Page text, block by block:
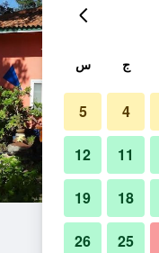
ج س
4
5
11
12
18
19
25
26